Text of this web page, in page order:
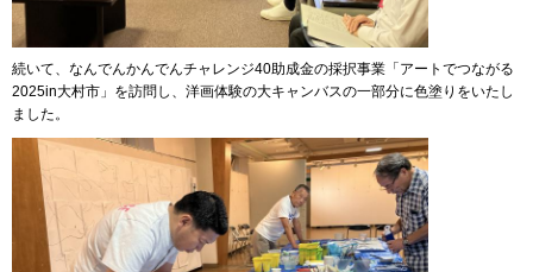
続いて、なんでんかんでんチャレンジ40助成金の採択事業「アートでつながる
2025in大村市」を訪問し、洋画体験の大キャンバスの一部分に色塗りをいたし
ました。